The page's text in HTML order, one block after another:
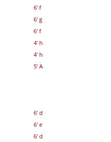
6' f
6' g
6' f
4' h
4' h
5' A
6' d
6' e
6' d